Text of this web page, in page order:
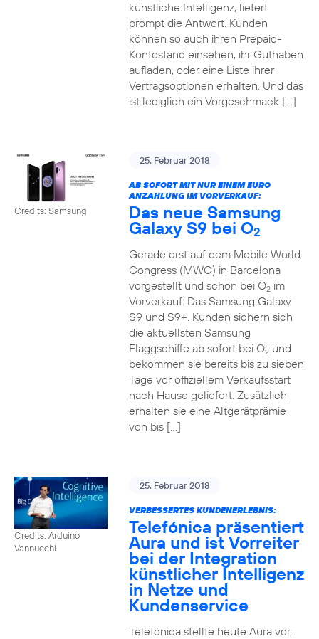
künstliche Intelligenz, liefert
prompt die Antwort. Kunden
können so auch ihren Prepaid-
Kontostand einsehen, ihr Guthaben
aufladen, oder eine Liste ihrer
Vertragsoptionen erhalten. Und das
ist lediglich ein Vorgeschmack […]
Credits: Samsung
25. Februar 2018
AB SOFORT MIT NUR EINEM EURO
ANZAHLUNG IM VORVERKAUF:
Das neue Samsung
Galaxy S9 bei O2
Gerade erst auf dem Mobile World
Congress (MWC) in Barcelona
vorgestellt und schon bei O2im
Vorverkauf: Das Samsung Galaxy
S9 und S9+. Kunden sichern sich
die aktuellsten Samsung
Flaggschiffe ab sofort bei O2und
bekommen sie bereits bis zu sieben
Tage vor offiziellem Verkaufsstart
nach Hause geliefert. Zusätzlich
erhalten sie eine Altgerätprämie
von bis […]
Credits: Arduino
Vannucchi
25. Februar 2018
VERBESSERTES KUNDENERLEBNIS:
Telefónica präsentiert
Aura und ist Vorreiter
bei der Integration
künstlicher Intelligenz
in Netze und
Kundenservice
Telefónica stellte heute Aura vor,